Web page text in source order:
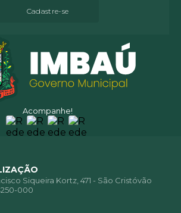
Acompanhe!
Cadastre-se
Siqueira Kortz, 471 - São Cristóvão
000